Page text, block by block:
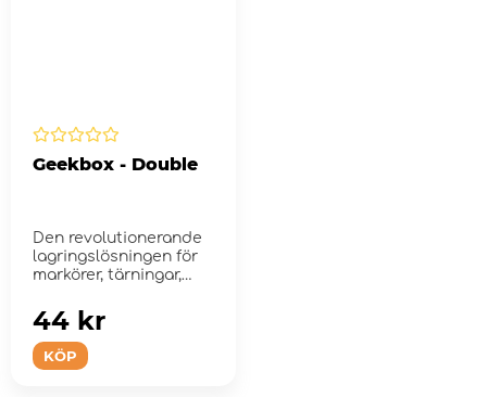
Geekbox - Double
Den revolutionerande
lagringslösningen för
markörer, tärningar,
KÖP
44 kr